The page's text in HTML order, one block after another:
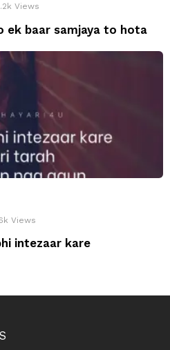
Views
ek baar samjaya to hota
Views
intezaar kare